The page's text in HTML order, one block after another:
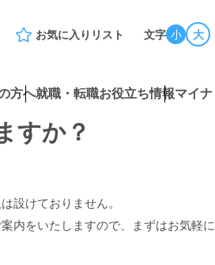
お気に入りリスト 文字 小 大
方へ就職・転職お役立ち情報マイ
すか？
設けておりません。
内をいたしますので、まずはお気軽に